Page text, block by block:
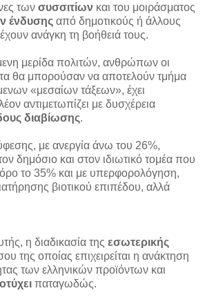
των συσσιτίων και του μοιράσματος
ένδυσης από δημοτικούς ή άλλους
ανάγκη τη βοήθειά τους.
μερίδα πολιτών, ανθρώπων οι
θα μπορούσαν να αποτελούν τμήμα
«μεσαίων τάξεων», έχει
αντιμετωπίζει με δυσχέρεια
διαβίωσης.
με ανεργία άνω του 26%,
δημόσιο και στον ιδιωτικό τομέα που
το 35% και με υπερφορολόγηση,
βιοτικού επιπέδου, αλλά
η διαδικασία της εσωτερικής
της οποίας επιχειρείται η ανάκτηση
των ελληνικών προϊόντων και
παταγωδώς.